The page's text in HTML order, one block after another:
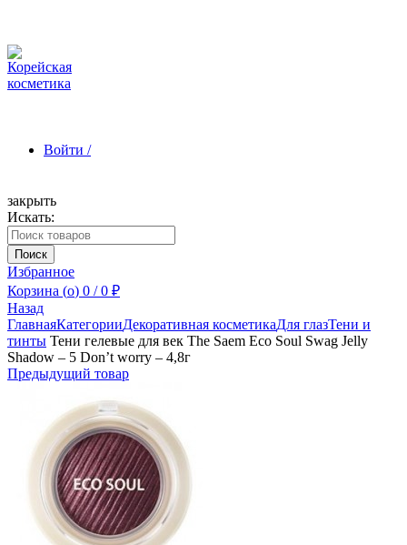
Войти /
Зарегистрироваться
закрыть
Искать:
Поиск
Избранное
Корзина (o) 0 / 0 ₽
Назад
ГлавнаяКатегорииДекоративная косметикаДля глазТени и
тинты Тени гелевые для век The Saem Eco Soul Swag Jelly
Shadow – 5 Don’t worry – 4,8г
Предыдущий товар